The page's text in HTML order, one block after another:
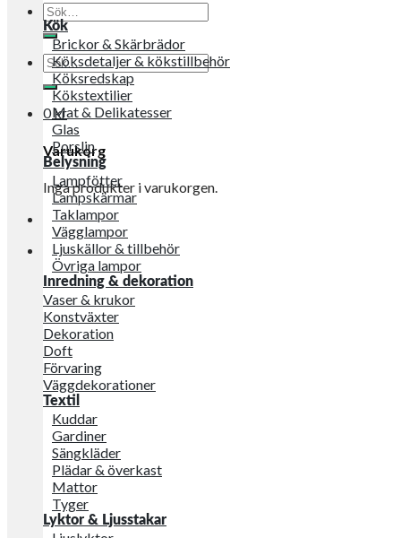
Sök
efter:
Sök
efter:
0kr
Varukorg
Inga produkter i varukorgen.
Kök
Brickor & Skärbrädor
Köksdetaljer & kökstillbehör
Köksredskap
Kökstextilier
Mat & Delikatesser
Glas
Porslin
Belysning
Lampfötter
Lampskärmar
Taklampor
Vägglampor
Ljuskällor & tillbehör
Övriga lampor
Inredning & dekoration
Vaser & krukor
Konstväxter
Dekoration
Doft
Förvaring
Väggdekorationer
Textil
Kuddar
Gardiner
Sängkläder
Plädar & överkast
Mattor
Tyger
Lyktor & Ljusstakar